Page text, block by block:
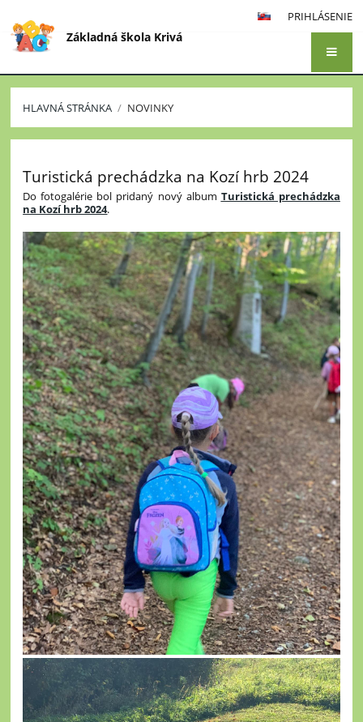
PRIHLÁSENIE
Základná škola Krivá
HLAVNÁ STRÁNKA / NOVINKY
Turistická prechádzka na Kozí hrb 2024
Do fotogalérie bol pridaný nový album Turistická prechádzka
na Kozí hrb 2024.